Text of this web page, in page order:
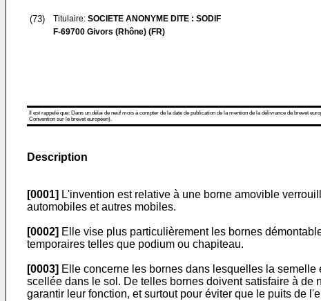
(73) Titulaire: SOCIETE ANONYME DITE : SODIF
F-69700 Givors (Rhône) (FR)
Il est rappelé que: Dans un délai de neuf mois à compter de la date de publication de la mention de la délivrance de brevet
Convention sur le brevet européen).
Description
[0001] L'invention est relative à une borne amovible
automobiles et autres mobiles.
[0002] Elle vise plus particulièrement les bornes
temporaires telles que podium ou chapiteau.
[0003] Elle concerne les bornes dans lesquelles la
scellée dans le sol. De telles bornes doivent satisfaire à de
garantir leur fonction, et surtout pour éviter que le puits de